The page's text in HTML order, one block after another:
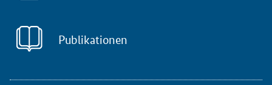
Publikationen